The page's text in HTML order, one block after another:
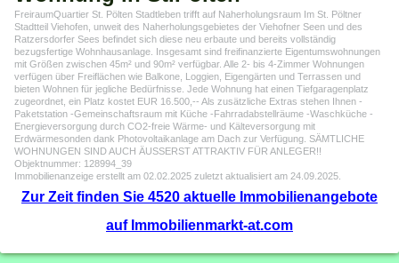
FreiraumQuartier St. Pölten Stadtleben trifft auf Naherholungsraum Im St. Pöltner
Stadtteil Viehofen, unweit des Naherholungsgebietes der Viehofner Seen und des
Ratzersdorfer Sees befindet sich diese neu erbaute und bereits vollständig
bezugsfertige Wohnhausanlage. Insgesamt sind freifinanzierte Eigentumswohnungen
mit Größen zwischen 45m² und 90m² verfügbar. Alle 2- bis 4-Zimmer Wohnungen
verfügen über Freiflächen wie Balkone, Loggien, Eigengärten und Terrassen und
bieten Wohnen für jegliche Bedürfnisse. Jede Wohnung hat einen Tiefgaragenplatz
zugeordnet, ein Platz kostet EUR 16.500,-- Als zusätzliche Extras stehen Ihnen -
Paketstation -Gemeinschaftsraum mit Küche -Fahrradabstellräume -Waschküche -
Energieversorgung durch CO2-freie Wärme- und Kälteversorgung mit
Erdwärmesonden dank Photovoltaikanlage am Dach zur Verfügung. SÄMTLICHE
WOHNUNGEN SIND AUCH ÄUSSERST ATTRAKTIV FÜR ANLEGER!!
Objektnummer: 128994_39
Immobilienanzeige erstellt am 02.02.2025 zuletzt aktualisiert am 24.09.2025.
Zur Zeit finden Sie 4520 aktuelle Immobilienangebote
auf Immobilienmarkt-at.com